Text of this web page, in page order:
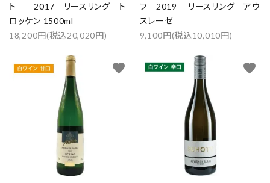
ト 2017 リースリング ト
ロッケン 1500ml
18,200円(税込20,020円)
フ 2019 リースリング アウ
スレーゼ
9,100円(税込10,010円)
favorite favorite
キーワード